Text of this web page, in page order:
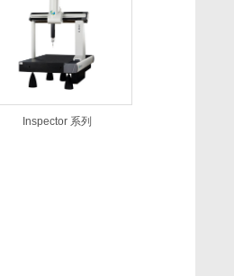
Inspector 系列